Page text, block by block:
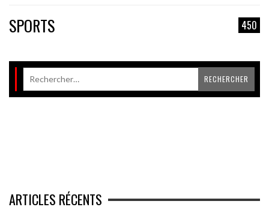
SPORTS 450
ARTICLES RÉCENTS